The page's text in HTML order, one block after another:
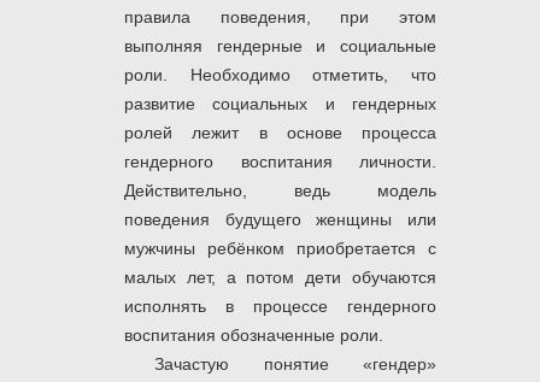
правила поведения, при этом
выполняя гендерные и социальные
роли. Необходимо отметить, что
развитие социальных и гендерных
ролей лежит в основе процесса
гендерного воспитания личности.
Действительно, ведь модель
поведения будущего женщины или
мужчины ребёнком приобретается с
малых лет, а потом дети обучаются
исполнять в процессе гендерного
воспитания обозначенные роли.
Зачастую понятие «гендер»